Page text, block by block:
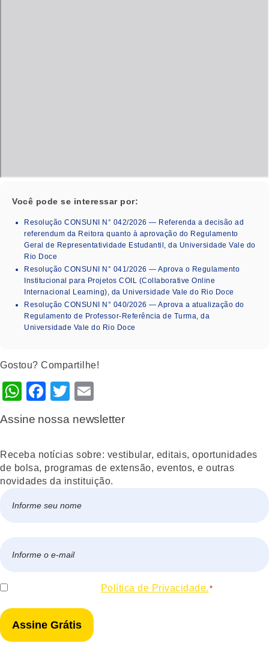
Você pode se interessar por:
Resolução CONSUNI N° 042/2026 — Referenda a decisão ad
referendum da Reitora quanto à aprovação do Regulamento
Geral de Representatividade Estudantil, da Universidade Vale do
Rio Doce
Resolução CONSUNI N° 041/2026 — Aprova o Regulamento
Institucional para Projetos COIL (Collaborative Online
Internacional Learning), da Universidade Vale do Rio Doce
Resolução CONSUNI N° 040/2026 — Aprova a atualização do
Regulamento de Professor-Referência de Turma, da
Universidade Vale do Rio Doce
Gostou? Compartilhe!
WhatsApp
Facebook
Twitter
Assine nossa newsletter
Receba notícias sobre: vestibular, editais, oportunidades
de bolsa, programas de extensão, eventos, e outras
novidades da instituição.
mail
Consentir Política de Privacidade. *